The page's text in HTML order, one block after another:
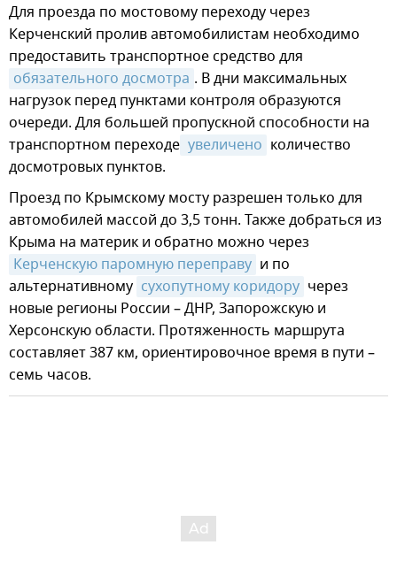
Для проезда по мостовому переходу через
Керченский пролив автомобилистам необходимо
предоставить транспортное средство для
обязательного досмотра . В дни максимальных
нагрузок перед пунктами контроля образуются
очереди. Для большей пропускной способности на
транспортном переходе увеличено количество
досмотровых пунктов.
Проезд по Крымскому мосту разрешен только для
автомобилей массой до 3,5 тонн. Также добраться из
Крыма на материк и обратно можно через
Керченскую паромную переправу и по
альтернативному сухопутному коридору через
новые регионы России – ДНР, Запорожскую и
Херсонскую области. Протяженность маршрута
составляет 387 км, ориентировочное время в пути –
семь часов.